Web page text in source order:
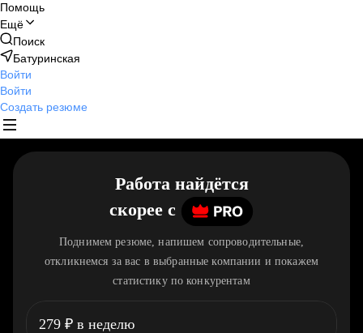
Помощь
Ещё
Поиск
Батуринская
Войти
Войти
Создать резюме
Работа найдётся
скорее c
Поднимем резюме, напишем сопроводительные,
откликнемся за вас в выбранные компании и покажем
статистику по конкурентам
279 ₽ в неделю